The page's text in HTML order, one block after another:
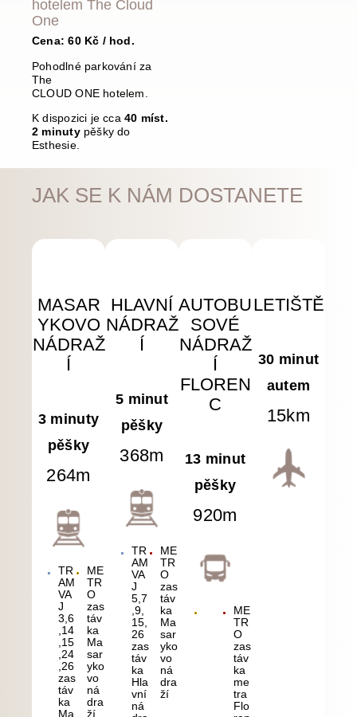
hotelem The Cloud
One
Cena: 60 Kč / hod.
Pohodlné parkování za
The
CLOUD ONE hotelem.
K dispozici je cca40 míst.
2 minutypěšky do
Esthesie.
JAK SE K NÁM DOSTANETE
MASAR
YKOVO
NÁDRAŽ
Í
3 minuty
pěšky
264m
TR
AM
VA
J
3,6
,14
,15
,24
,26
zas
táv
ka
Ma
ME
TR
O
zas
táv
ka
Ma
sar
yko
vo
ná
dra
ží
HLAVNÍ
NÁDRAŽ
Í
5 minut
pěšky
368m
TR
AM
VA
J
5,7
,9,
15,
26
zas
táv
ka
Hla
vní
ná
ME
TR
O
zas
táv
ka
Ma
sar
yko
vo
ná
dra
ží
AUTOBU
SOVÉ
NÁDRAŽ
Í
FLOREN
C
13 minut
pěšky
920m
ME
TR
O
zas
táv
ka
me
tra
Flo
LETIŠTĚ
30 minut
autem
15km